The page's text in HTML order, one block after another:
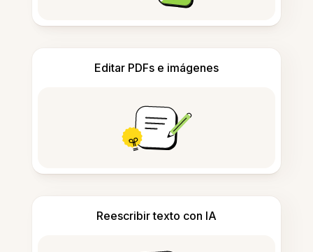
Editar PDFs e imágenes
Reescribir texto con IA